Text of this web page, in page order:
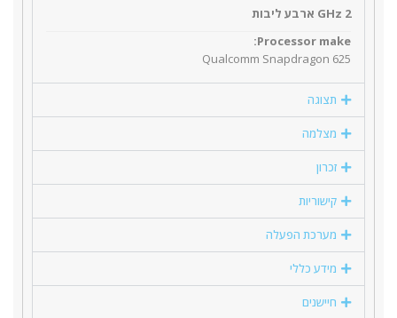
2 GHz ארבע ליבות
Processor make:
Qualcomm Snapdragon 625
תצוגה
מצלמה
זכרון
קישוריות
מערכת הפעלה
מידע כללי
חיישנים